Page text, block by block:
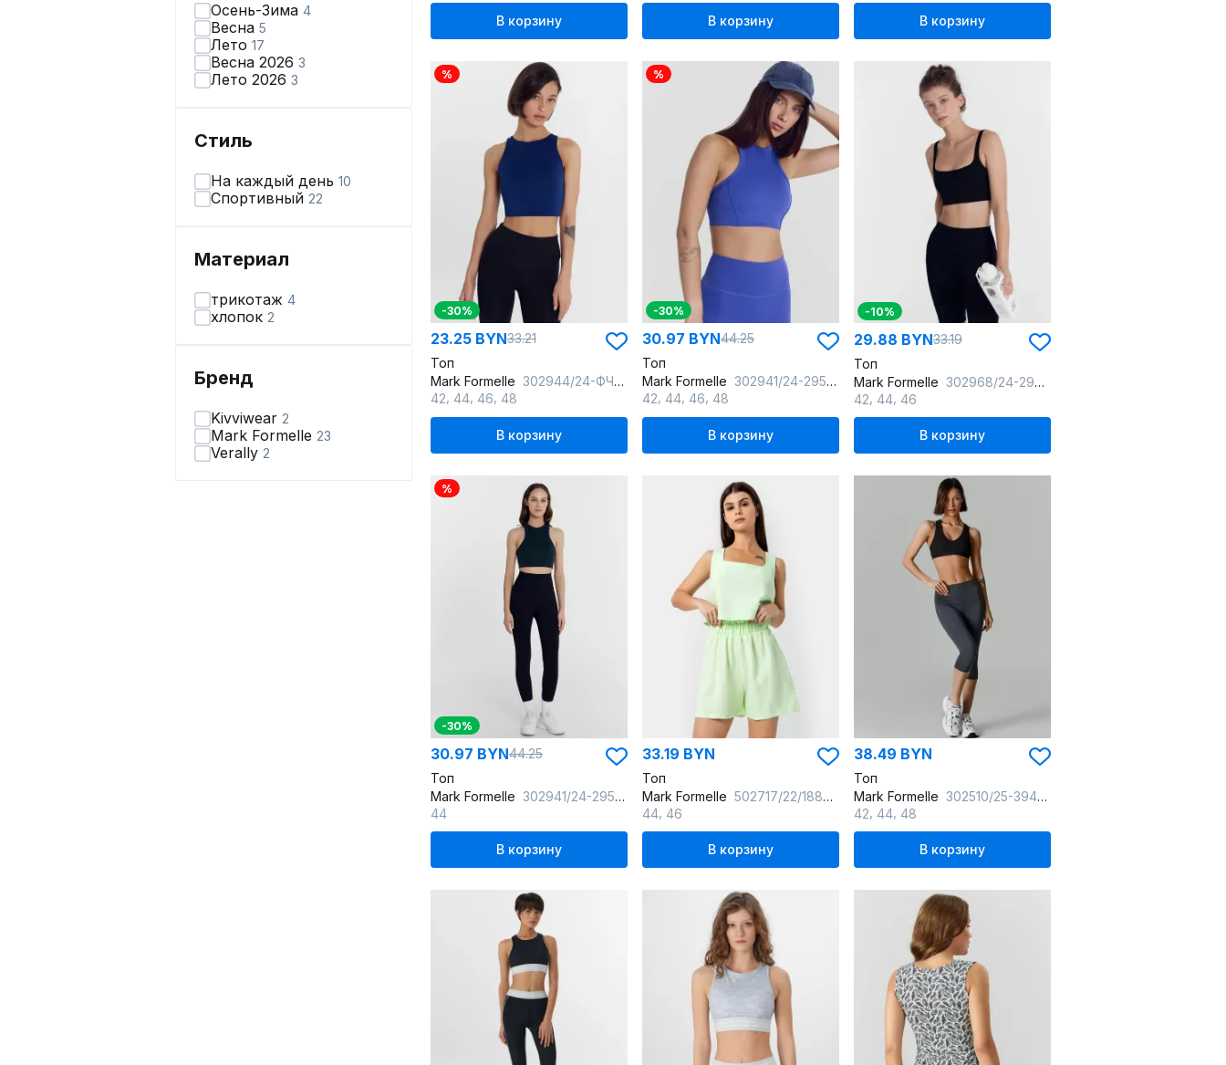
Осень-Зима 4
Весна 5
Лето 17
Весна 2026 3
Лето 2026 3
Стиль
На каждый день 10
Спортивный 22
Материал
трикотаж 4
хлопок 2
Бренд
Kivviwear 2
Mark Formelle 23
Verally 2
В корзину В корзину В корзину
%
-30%
23.25 BYN33.21
Топ
Mark Formelle 302944/24-ФЧ27924Ц-7 ночной_синий
42 44 46 48
В корзину
%
-30%
30.97 BYN44.25
Топ
Mark Formelle 302941/24-29598Ц-2 т.лаванда
42 44 46 48
В корзину
-10%
29.88 BYN33.19
Топ
Mark Formelle 302968/24-29607Ц-2 черный
42 44 46
В корзину
%
-30%
30.97 BYN44.25
Топ
Mark Formelle 302941/24-29598Ц-2 т.зеленый
44
В корзину
33.19 BYN
Топ
Mark Formelle 502717/22/18850Ц-9 св.зеленый
44 46
В корзину
38.49 BYN
Топ
Mark Formelle 302510/25-39451Ц-2 черный
42 44 48
В корзину